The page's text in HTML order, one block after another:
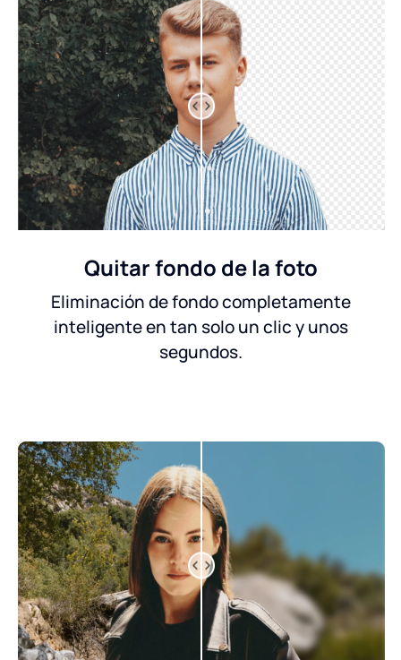
Quitar fondo de la foto
Eliminación de fondo completamente
inteligente en tan solo un clic y unos
segundos.